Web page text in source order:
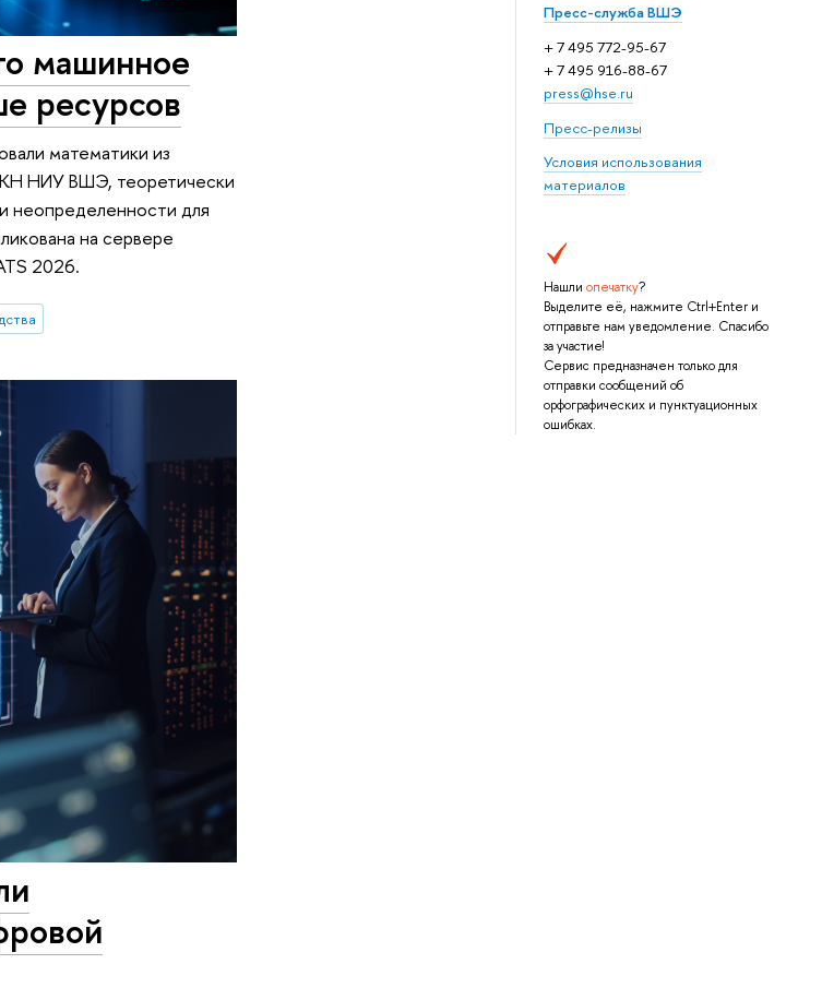
Пресс-служба ВШЭ
+ 7 495 772-95-67
+ 7 495 916-88-67
press@hse.ru
Пресс-релизы
Условия использования
материалов
Нашли опечатку?
Выделите её, нажмите Ctrl+Enter и
отправьте нам уведомление. Спасибо
за участие!
Сервис предназначен только для
отправки сообщений об
орфографических и пунктуационных
ошибках.
машинное
ресурсов
математики из
НИУ ВШЭ, теоретически
неопределенности для
на сервере
2026.